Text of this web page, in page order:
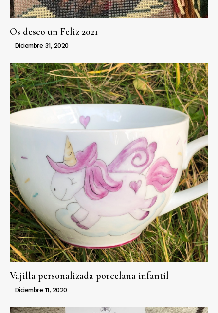
Os deseo un Feliz 2021
Diciembre 31, 2020
Vajilla personalizada porcelana infantil
Diciembre 11, 2020